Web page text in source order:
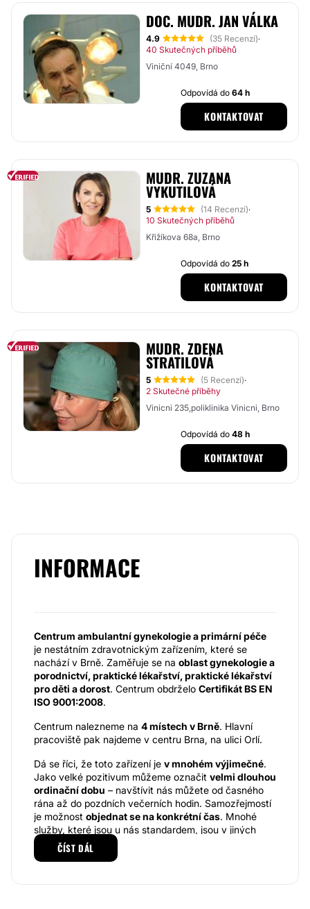
DOC. MUDR. JAN VÁLKA
4.9 (35 Recenzí)·
40 Skutečných příběhů
Viniční 4049, Brno
Odpovídá do64 h
KONTAKTOVAT
MUDR. ZUZANA
VYKUTILOVÁ
5 (14 Recenzí)·
10 Skutečných příběhů
Křižíkova 68a, Brno
Odpovídá do25 h
KONTAKTOVAT
MUDR. ZDENA
STRATILOVÁ
5 (5 Recenzí)·
2 Skutečné příběhy
Vinicni 235,poliklinika Vinicni, Brno
Odpovídá do48 h
KONTAKTOVAT
INFORMACE
Centrum ambulantní gynekologie a primární péče
je nestátním zdravotnickým zařízením, které se
nachází v Brně. Zaměřuje se na oblast gynekologie a
porodnictví, praktické lékařství, praktické lékařství
pro děti a dorost. Centrum obdrželo Certifikát BS EN
ISO 9001:2008.
Centrum nalezneme na 4 místech v Brně. Hlavní
pracoviště pak najdeme v centru Brna, na ulici Orlí.
Dá se říci, že toto zařízení je v mnohém výjimečné.
Jako velké pozitivum můžeme označit velmi dlouhou
ordinační dobu – navštívit nás můžete od časného
rána až do pozdních večerních hodin. Samozřejmostí
je možnost objednat se na konkrétní čas. Mnohé
služby, které jsou u nás standardem, jsou v jiných
zařízeních chápány jako nadstandard.
ČÍST DÁL